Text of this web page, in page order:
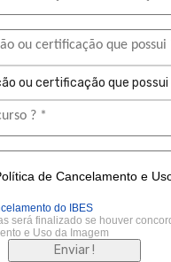
ou certificação que possui
? *
de Cancelamento e
do IBES
será finalizado se houver
e Uso da Imagem
Enviar !